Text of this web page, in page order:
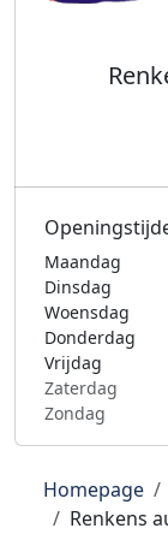
Maandag
Dinsdag
Woensdag
Donderdag
Vrijdag
Zaterdag
Zondag
Homepage
Renkens